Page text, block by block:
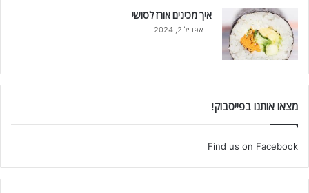
איך מכינים אורז לסושי
אפריל 2, 2024
מצאו אותנו בפייסבוק!
Find us on Facebook